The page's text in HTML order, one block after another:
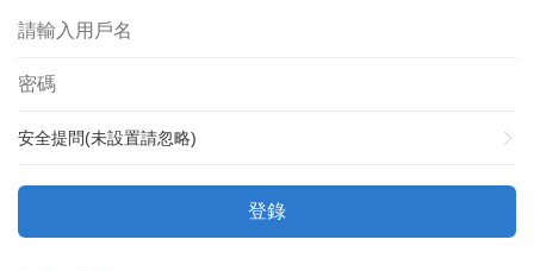
安全提問(未設置請忽略)
登錄